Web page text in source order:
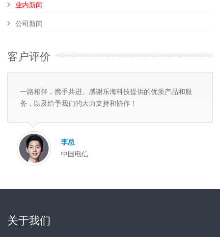
业内新闻
公司新闻
客户评价
一路相伴，携手共进。感谢乐海科技提供的优质产品和服
务，以及给予我们的大力支持和协作！
李总
中国电信
关于我们